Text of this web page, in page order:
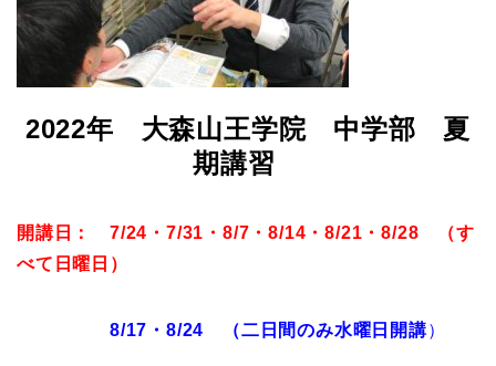
2022年 大森山王学院 中学部 夏
期講習
開講日： 7/24・7/31・8/7・8/14・8/21・8/28 （す
べて日曜日）
8/17・8/24 （二日間のみ水曜日開講）